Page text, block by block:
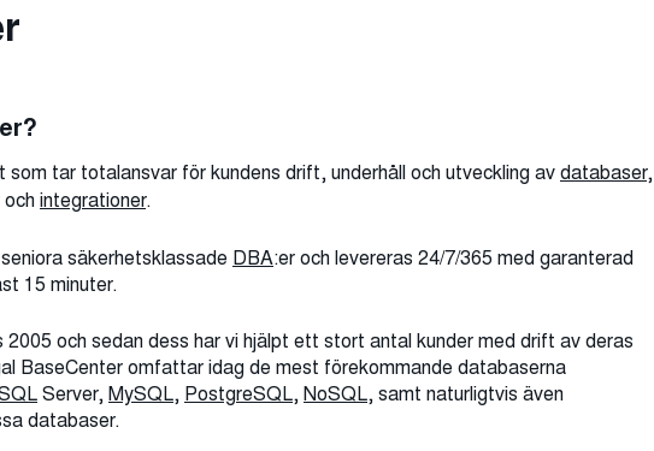
som tar totalansvar för kundens drift, underhåll och utveckling avdatabaser,
integrationer.
säkerhetsklassade DBA:er och levereras 24/7/365 med garanterad
15 minuter.
2005 och sedan dess har vi hjälpt ett stort antal kunder med drift av deras
BaseCenter omfattar idag de mest förekommande databaserna
Server,MySQL, PostgreSQL,NoSQL, samt naturligtvis även
databaser.